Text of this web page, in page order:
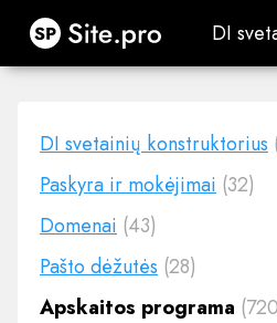
Site.pro DI
DI
DI svetainių konstruktorius
Paskyra ir mokėjimai (32)
Domenai (43)
Pašto dėžutės (28)
Apskaitos programa